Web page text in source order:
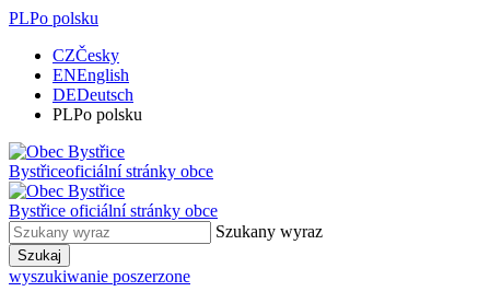
PLPo polsku
CZČesky
ENEnglish
DEDeutsch
PLPo polsku
Bystřiceoficiální stránky obce
Bystřice oficiální stránky obce
Szukany wyraz
Szukaj
wyszukiwanie poszerzone